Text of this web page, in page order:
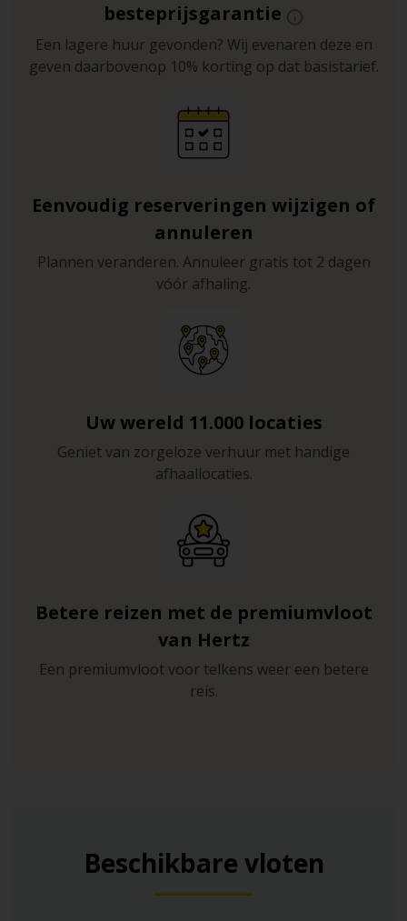
besteprijsgarantie
Een lagere huur gevonden? Wij evenaren deze en
geven daarbovenop 10% korting op dat basistarief.
Eenvoudig reserveringen wijzigen of
annuleren
Plannen veranderen. Annuleer gratis tot 2 dagen
vóór afhaling.
Uw wereld 11.000 locaties
Geniet van zorgeloze verhuur met handige
afhaallocaties.
Betere reizen met de premiumvloot
van Hertz
Een premiumvloot voor telkens weer een betere
reis.
Beschikbare vloten